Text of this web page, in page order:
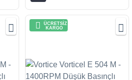
ÜCRETSİZ
KARGO